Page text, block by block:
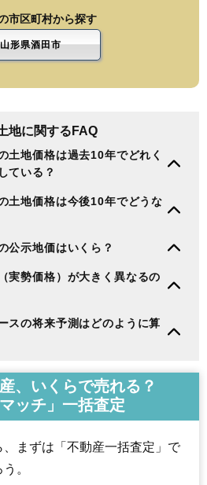
市区町村から探す
山形県酒田市
地に関するFAQ
土地価格は過去10年でどれく
ている？
土地価格は今後10年でどうな
公示地価はいくら？
実勢価格）が大きく異なるの
スの将来予測はどのように算
、いくらで売れる？
マッチ」一括査定
まずは「不動産一括査定」で
。